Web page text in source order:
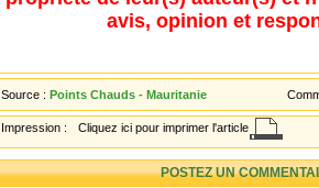
avis, opinion et
Source : Points Chauds - Mauritanie
Impression : Cliquez ici pour imprimer l'article
POSTEZ UN